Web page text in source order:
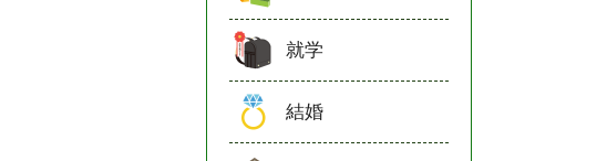
就学
結婚